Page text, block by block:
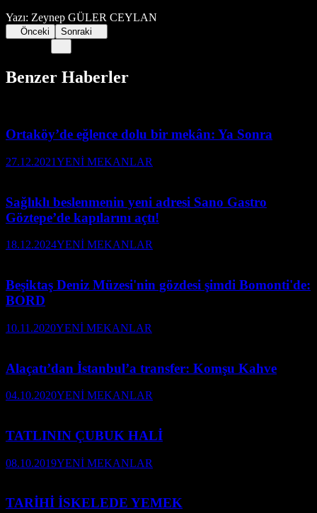
Yazı: Zeynep GÜLER CEYLAN
Önceki Sonraki
Benzer Haberler
Ortaköy’de eğlence dolu bir mekân: Ya Sonra
27.12.2021YENİ MEKANLAR
Sağlıklı beslenmenin yeni adresi Sano Gastro
Göztepe’de kapılarını açtı!
18.12.2024YENİ MEKANLAR
Beşiktaş Deniz Müzesi'nin gözdesi şimdi Bomonti'de:
BORD
10.11.2020YENİ MEKANLAR
Alaçatı’dan İstanbul’a transfer: Komşu Kahve
04.10.2020YENİ MEKANLAR
TATLININ ÇUBUK HALİ
08.10.2019YENİ MEKANLAR
TARİHİ İSKELEDE YEMEK